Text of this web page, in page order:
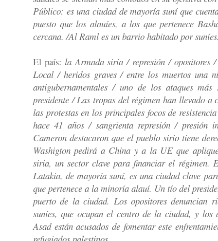
Público: es una ciudad de mayoría suní que
puesto que los alauíes, a los que pertenece
cercana. /Al Raml es un barrio habitado por
El país: la Armada siria / represión / opositores
Local / heridos graves / entre los muertos una
antigubernamentales / uno de los ataques
presidente / Las tropas del régimen han llevado
las protestas en los principales focos de
hace 41 años / sangrienta represión / presión
Cameron destacaron que el pueblo sirio tiene
Washigton pedirá a China y a la UE que
siria, un sector clave para financiar el régimen.
Latakia, de mayoría suní, es una ciudad clave
que pertenece a la minoría alauí. Un tío del
puerto de la ciudad. Los opositores denuncian
suníes, que ocupan el centro de la ciudad, y los
Asad están acusados de fomentar este